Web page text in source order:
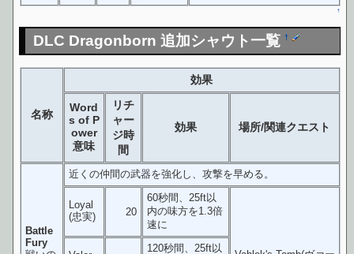
↑
DLC Dragonborn 追加シャウト一覧†
名称
効果
Word
s of P
ower
意味
リチ
ャー
ジ時
間
効果 場所/関連クエスト
Battle
Fury
近くの仲間の武器を強化し、攻撃を早める。
Loyal
(忠実)
20
60秒間、25ft以
内の味方を1.3倍
速に
120秒間、25ft以